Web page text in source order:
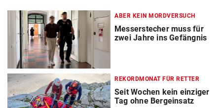
ABER KEIN MORDVERSUCH
Messerstecher muss für
zwei Jahre ins Gefängnis
REKORDMONAT FÜR RETTER
Seit Wochen kein einziger
Tag ohne Bergeinsatz